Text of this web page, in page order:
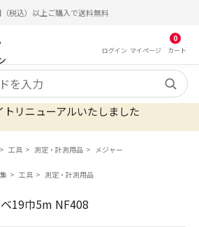
税込）以上ご購入で送料無料
ログイン マイ ページ
0
カート
リニューアルいたしました
工具 測定・計測用品 メジャー
工具 測定・計測用品
19巾5m NF408